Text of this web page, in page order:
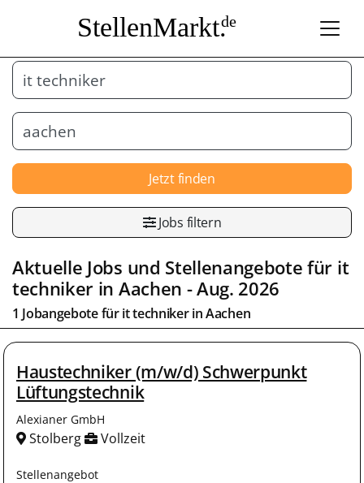
StellenMarkt.de
Jetzt finden
Jobs filtern
Aktuelle Jobs und Stellenangebote für it
techniker in Aachen - Aug. 2026
1 Jobangebote für it techniker inAachen
Haustechniker (m/w/d) Schwerpunkt
Lüftungstechnik
Alexianer GmbH
Stolberg Vollzeit
Stellenangebot